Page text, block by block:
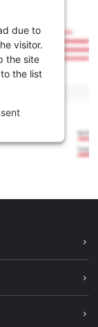
due to
visitor.
the site
the list